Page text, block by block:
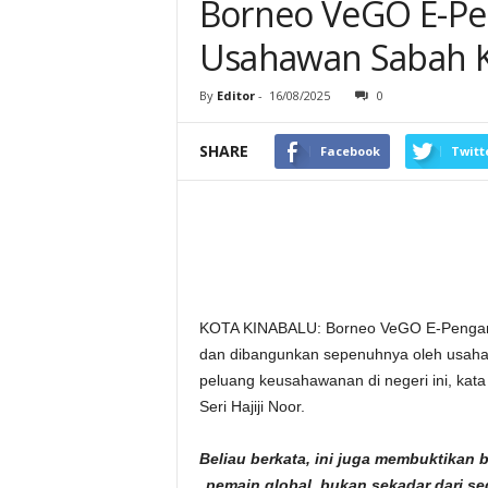
Borneo VeGO E-
Usahawan Sabah
By Editor- 16/08/2025 0
SHARE Facebook
KOTA KINABALU: Borneo VeGO E-
dan dibangunkan sepenuhnya oleh
peluang keusahawanan di negeri ini,
Seri Hajiji Noor.
Beliau berkata, ini juga membuktikan